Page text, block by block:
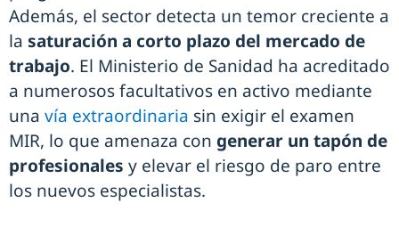
Además, el sector detecta un temor creciente a
la saturación a corto plazo del mercado de
trabajo. El Ministerio de Sanidad ha acreditado
a numerosos facultativos en activo mediante
una vía extraordinaria sin exigir el examen
MIR, lo que amenaza con generar un tapón de
profesionales y elevar el riesgo de paro entre
los nuevos especialistas.